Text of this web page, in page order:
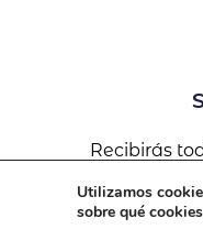
Recibirás
Betheme,
Utilizamos
sobre qué